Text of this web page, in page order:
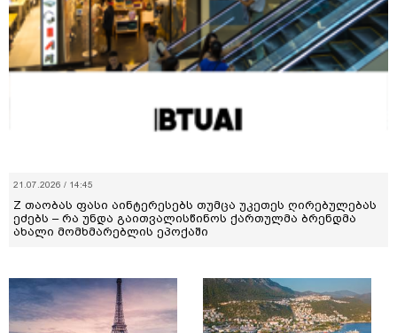
21.07.2026 / 14:45
Z თაობას ფასი აინტერესებს თუმცა უკეთეს ღირებულებას
ეძებს – რა უნდა გაითვალისწინოს ქართულმა ბრენდმა
ახალი მომხმარებლის ეპოქაში